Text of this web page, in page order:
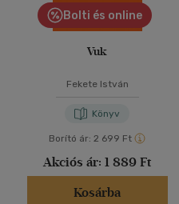
Bolti és online
Vuk
Fekete István
Könyv
Borító ár: 2 699 Ft
Akciós ár: 1 889 Ft
Kosárba